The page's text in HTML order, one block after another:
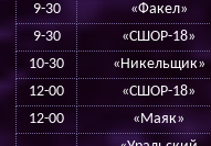
9-30
«Факел»
9-30
«СШОР-18»
10-30
«Никельщик»
12-00
«СШОР-18»
12-00
«Маяк»